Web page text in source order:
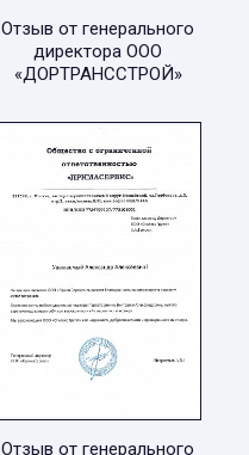
Отзыв от генерального
директора ООО
«ДОРТРАНССТРОЙ»
Отзыв от генерального